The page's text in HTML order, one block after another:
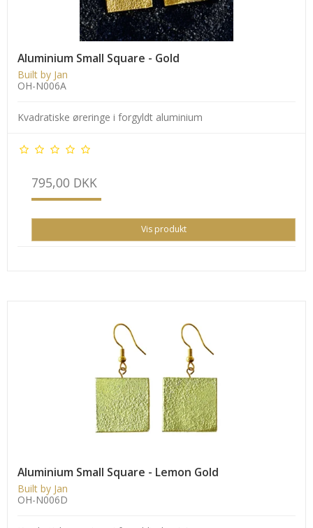
Aluminium Small Square - Gold
Built by Jan
OH-N006A
Kvadratiske øreringe i forgyldt aluminium
795,00 DKK
Vis produkt
Aluminium Small Square - Lemon Gold
Built by Jan
OH-N006D